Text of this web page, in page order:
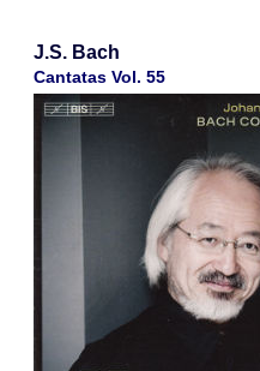
J.S. Bach
Cantatas Vol. 55